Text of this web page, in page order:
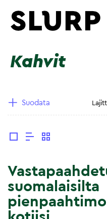
Kahvit
Suodata
suomalaisilta